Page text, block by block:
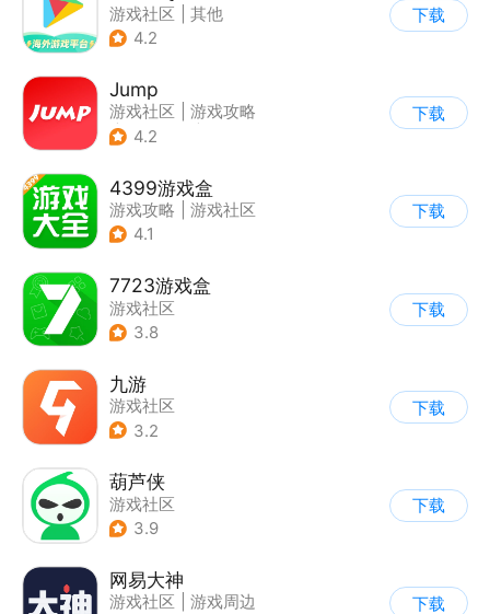
游戏社区
其他
4.2
下载
Jump
游戏社区
游戏攻略
| 游戏交易
4.2
下载
4399游戏盒
游戏攻略
游戏社区
4.1
下载
7723游戏盒
游戏社区
3.8
下载
九游
游戏社区
3.2
下载
葫芦侠
游戏社区
3.9
下载
网易大神
游戏社区
游戏周边
下载